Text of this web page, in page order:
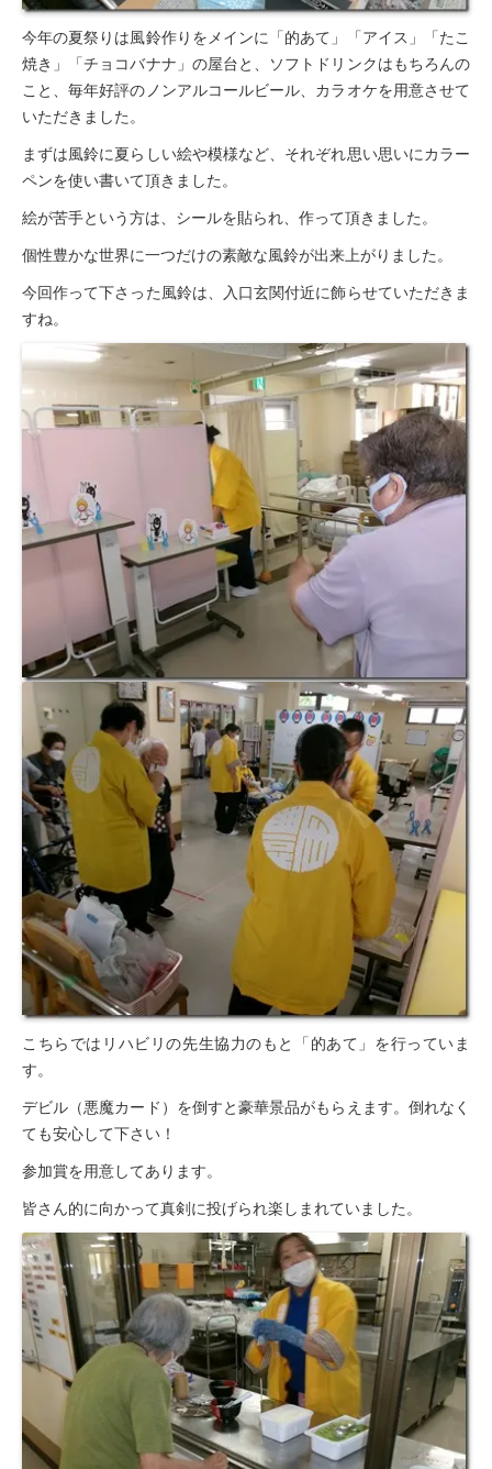
ショートステイ
滝町ショートステイ
グループホーム
豊岡会の居宅介護支援
デイケア
とよおかデイケア
元町デイケア
デイケアブログ
健康診断
浜松とよおか病院 健康管理センター
豊橋元町病院 健康管理センター
今年の夏祭りは風鈴作りをメインに「的あて」「アイス」「たこ
焼き」「チョコバナナ」の屋台と、ソフトドリンクはもちろんの
こと、毎年好評のノンアルコールビール、カラオケを用意させて
いただきました。
まずは風鈴に夏らしい絵や模様など、それぞれ思い思いにカラー
ペンを使い書いて頂きました。
絵が苦手という方は、シールを貼られ、作って頂きました。
個性豊かな世界に一つだけの素敵な風鈴が出来上がりました。
今回作って下さった風鈴は、入口玄関付近に飾らせていただきま
すね。
こちらではリハビリの先生協力のもと「的あて」を行っていま
す。
デビル（悪魔カード）を倒すと豪華景品がもらえます。倒れなく
ても安心して下さい！
参加賞を用意してあります。
皆さん的に向かって真剣に投げられ楽しまれていました。